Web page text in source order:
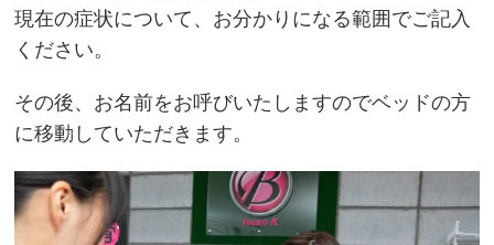
現在の症状について、お分かりになる範囲でご記入
ください。
その後、お名前をお呼びいたしますのでベッドの方
に移動していただきます。